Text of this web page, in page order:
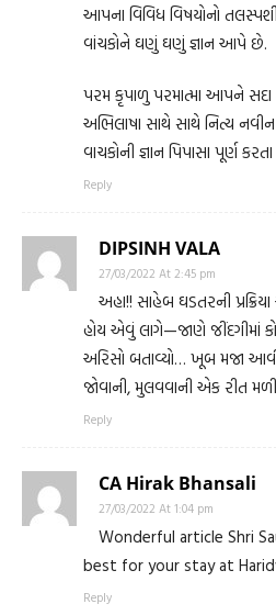
આપના વિવિધ વિષયોનો
વાંચકોને ઘણું ઘણું જ્ઞાન આપે છે.
પરમ કૃપાળુ પરમાત્મા આપને
અભિલાષા સાથે સાથે નિત્ય નવીન
વાચકોની જ્ઞાન પિપાસા પૂર્ણ
Reply
DIPSINH VALA
27/03/2022 At 2:45 pm
અહા!! સાહેબ ઘડતરની
હોય એવું લાગે—જાણે જીંદગીમાં
અરિસો બતાવ્યો… ખૂબ મજા
જોવાની, મુલવવાની એક રીત
Reply
CA Hirak Bhansali
27/03/2022 At 1:04 pm
Wonderful article Shri
best for your stay at
Reply